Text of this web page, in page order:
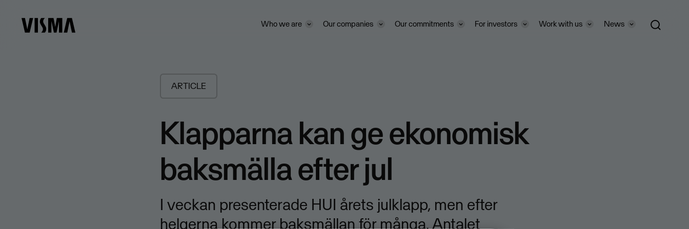
Who we are Our companies Our commitments For investors Work with us News
ARTICLE
Klapparna kan ge ekonomisk
baksmälla efter jul
I veckan presenterade HUI årets julklapp, men efter
helgerna kommer baksmällan för många. Antalet